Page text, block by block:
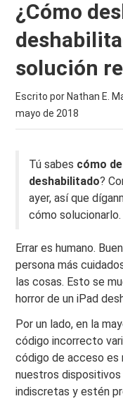
¿Cómo
solución
Escrito por Nathan E.
mayo de 2018
Tú sabes cómo
deshabilitado?
ayer, así que
cómo solucionarlo.
Errar es humano.
persona más
las cosas. Esto se
horror de un iPad
Por un lado, en la
código incorrecto
código de acceso es
nuestros
indiscretas y estén